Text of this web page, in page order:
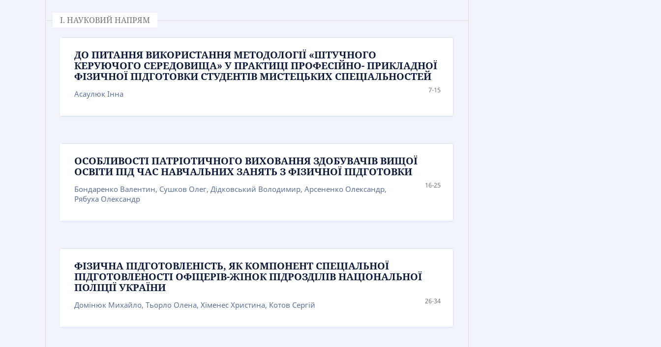
І. НАУКОВИЙ НАПРЯМ
ДО ПИТАННЯ ВИКОРИСТАННЯ МЕТОДОЛОГІЇ «ШТУЧНОГО
КЕРУЮЧОГО СЕРЕДОВИЩА» У ПРАКТИЦІ ПРОФЕСІЙНО- ПРИКЛАДНОЇ
ФІЗИЧНОЇ ПІДГОТОВКИ СТУДЕНТІВ МИСТЕЦЬКИХ СПЕЦІАЛЬНОСТЕЙ
Асаулюк Інна 7-15
ОСОБЛИВОСТІ ПАТРІОТИЧНОГО ВИХОВАННЯ ЗДОБУВАЧІВ ВИЩОЇ
ОСВІТИ ПІД ЧАС НАВЧАЛЬНИХ ЗАНЯТЬ З ФІЗИЧНОЇ ПІДГОТОВКИ
Бондаренко Валентин, Сушков Олег, Дідковський Володимир, Арсененко Олександр,
Рябуха Олександр
16-25
ФІЗИЧНА ПІДГОТОВЛЕНІСТЬ, ЯК КОМПОНЕНТ СПЕЦІАЛЬНОЇ
ПІДГОТОВЛЕНОСТІ ОФІЦЕРІВ-ЖІНОК ПІДРОЗДІЛІВ НАЦІОНАЛЬНОЇ
ПОЛІЦІЇ УКРАЇНИ
Домінюк Михайло, Тьорло Олена, Хіменес Христина, Котов Сергій 26-34